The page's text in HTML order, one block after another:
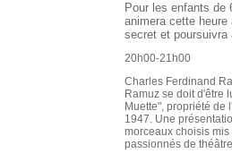
Pour les enfants de
animera cette
secret et poursuivra
20h00-21h00
Charles Ferdinand
Ramuz se doit d'être
Muette", propriété de
1947. Une
morceaux choisis
passionnés de